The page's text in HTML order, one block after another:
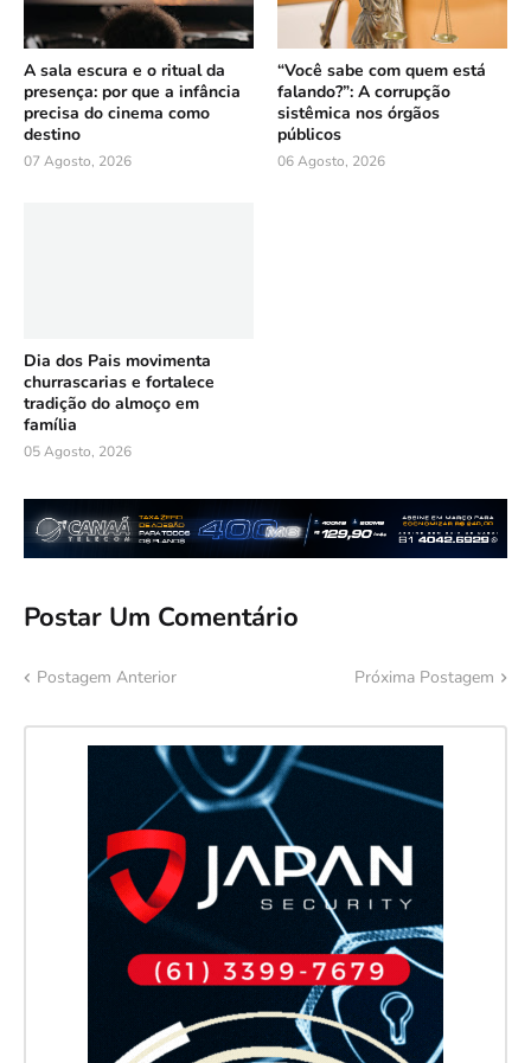
A sala escura e o ritual da
presença: por que a infância
precisa do cinema como
destino
07 Agosto, 2026
“Você sabe com quem está
falando?”: A corrupção
sistêmica nos órgãos
públicos
06 Agosto, 2026
Dia dos Pais movimenta
churrascarias e fortalece
tradição do almoço em
família
05 Agosto, 2026
Postar Um Comentário
Postagem Anterior Próxima Postagem